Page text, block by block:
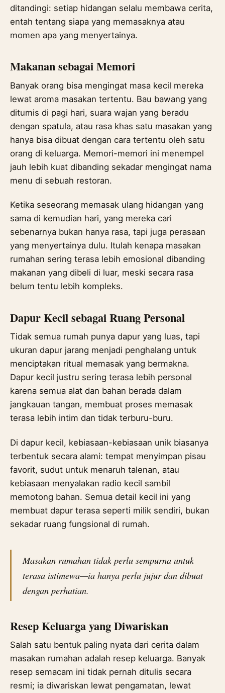
ditandingi: setiap hidangan selalu membawa cerita,
entah tentang siapa yang memasaknya atau
momen apa yang menyertainya.
Makanan sebagai Memori
Banyak orang bisa mengingat masa kecil mereka
lewat aroma masakan tertentu. Bau bawang yang
ditumis di pagi hari, suara wajan yang beradu
dengan spatula, atau rasa khas satu masakan yang
hanya bisa dibuat dengan cara tertentu oleh satu
orang di keluarga. Memori-memori ini menempel
jauh lebih kuat dibanding sekadar mengingat nama
menu di sebuah restoran.
Ketika seseorang memasak ulang hidangan yang
sama di kemudian hari, yang mereka cari
sebenarnya bukan hanya rasa, tapi juga perasaan
yang menyertainya dulu. Itulah kenapa masakan
rumahan sering terasa lebih emosional dibanding
makanan yang dibeli di luar, meski secara rasa
belum tentu lebih kompleks.
Dapur Kecil sebagai Ruang Personal
Tidak semua rumah punya dapur yang luas, tapi
ukuran dapur jarang menjadi penghalang untuk
menciptakan ritual memasak yang bermakna.
Dapur kecil justru sering terasa lebih personal
karena semua alat dan bahan berada dalam
jangkauan tangan, membuat proses memasak
terasa lebih intim dan tidak terburu-buru.
Di dapur kecil, kebiasaan-kebiasaan unik biasanya
terbentuk secara alami: tempat menyimpan pisau
favorit, sudut untuk menaruh talenan, atau
kebiasaan menyalakan radio kecil sambil
memotong bahan. Semua detail kecil ini yang
membuat dapur terasa seperti milik sendiri, bukan
sekadar ruang fungsional di rumah.
Masakan rumahan tidak perlu sempurna untuk
terasa istimewa—ia hanya perlu jujur dan dibuat
dengan perhatian.
Resep Keluarga yang Diwariskan
Salah satu bentuk paling nyata dari cerita dalam
masakan rumahan adalah resep keluarga. Banyak
resep semacam ini tidak pernah ditulis secara
resmi; ia diwariskan lewat pengamatan, lewat